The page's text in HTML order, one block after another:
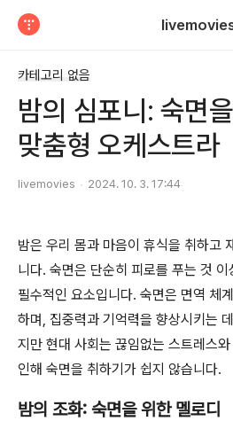
카테고리 없음
밤의 심포니: 숙면
맞춤형 오케스트라
livemovies 2024. 10. 3. 17:44
밤은 우리 몸과 마음이 휴식을 취하고
니다. 숙면은 단순히 피로를 푸는 것
필수적인 요소입니다. 숙면은 면역 체
하며, 집중력과 기억력을 향상시키는
지만 현대 사회는 끊임없는 스트레스
인해 숙면을 취하기가 쉽지 않습니다.
밤의 조화: 숙면을 위한 멜로디